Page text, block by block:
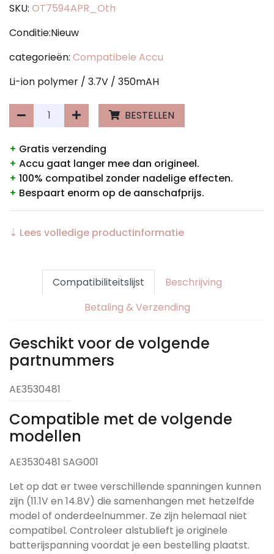
SKU: OT7594APR_Oth
Conditie:Nieuw
categorieën: Compatibele Accu
Li-ion polymer / 3.7V / 350mAH
BESTELLEN
+ Gratis verzending
+ Accu gaat langer mee dan origineel.
+ 100% compatibel zonder nadelige effecten.
+ Bespaart enorm op de aanschafprijs.
⇣ Lees volledige productinformatie
Compatibiliteitslijst
Beschrijving
Betaling & Verzending
Geschikt voor de volgende
partnummers
AE3530481
Compatible met de volgende
modellen
AE3530481 SAG001
Let op dat er twee verschillende spanningen kunnen
zijn (11.1V en 14.8V) die samenhangen met hetzelfde
model of onderdeelnummer. Ze zijn helemaal niet
compatibel. Controleer alstublieft je originele
batterijspanning voordat je een bestelling plaatst.